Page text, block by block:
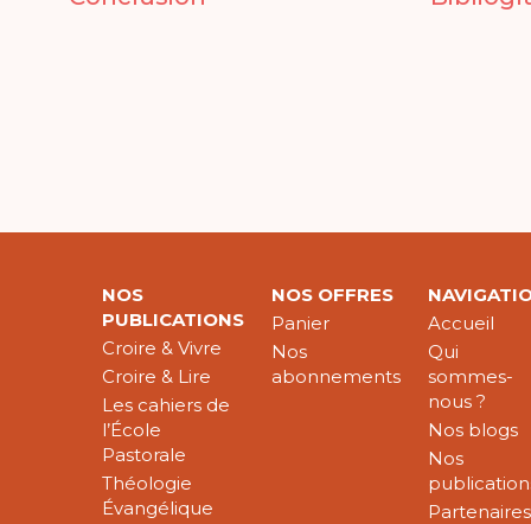
NOS
PUBLICATIONS
Croire & Vivre
Croire & Lire
Les cahiers de
l’École
Pastorale
Théologie
Évangélique
NOS OFFRES
Panier
Nos
abonnements
Accueil
Qui
sommes-
nous ?
Nos blogs
Nos
Partenaires